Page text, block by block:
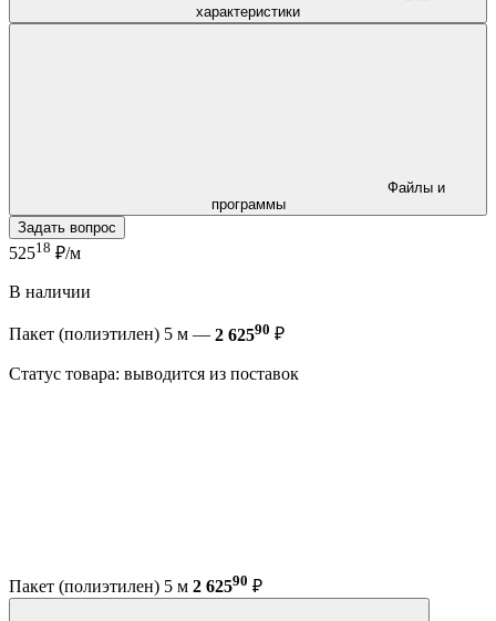
характеристики
программы
Задать вопрос
52518 ₽/м
В наличии
Пакет (полиэтилен) 5 м — 2 62590 ₽
Статус товара: выводится из поставок
Пакет (полиэтилен) 5 м 2 62590 ₽